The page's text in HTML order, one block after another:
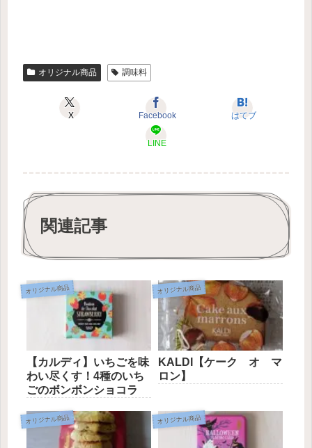
オリジナル商品 調味料
X Facebook はてブ
LINE
関連記事
オリジナル商品
【カルディ】いちごを味
わい尽くす！4種のいち
ごのボンボンショコラ
オリジナル商品
KALDI【ケーク オ マ
ロン】
オリジナル商品 オリジナル商品